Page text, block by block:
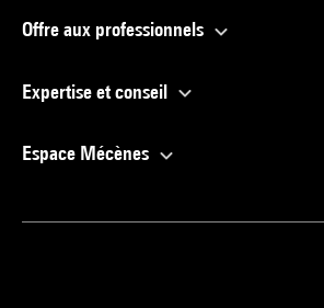
Offre aux professionnels
Expertise et conseil
Espace Mécènes